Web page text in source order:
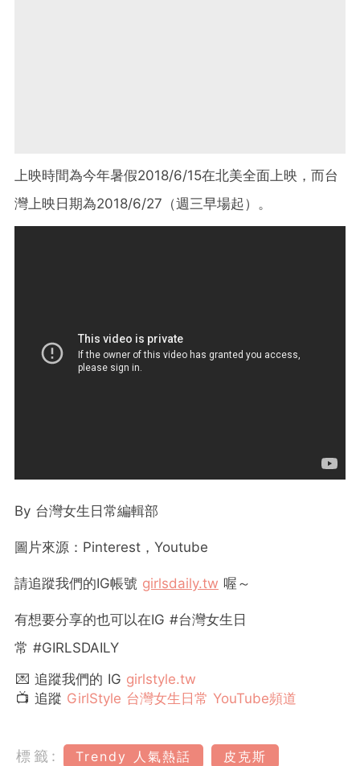
上映時間為今年暑假2018/6/15在北美全面上映，而台
灣上映日期為2018/6/27（週三早場起）。
By 台灣女生日常編輯部
圖片來源：Pinterest，Youtube
請追蹤我們的IG帳號 girlsdaily.tw 喔～
有想要分享的也可以在IG #台灣女生日
常 #GIRLSDAILY
💌 追蹤我們的 IG girlstyle.tw
📺 追蹤 GirlStyle 台灣女生日常 YouTube頻道
標籤: Trendy 人氣熱話
皮克斯